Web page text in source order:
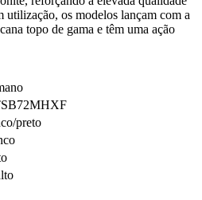
utilização, os modelos lançam com a
topo de gama e têm uma ação
preto